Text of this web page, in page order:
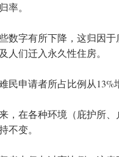
率。
数字有所下降，这归因
人们迁入永久性住房。
民申请者所占比例从13%
，在各种环境（庇护所
不变。